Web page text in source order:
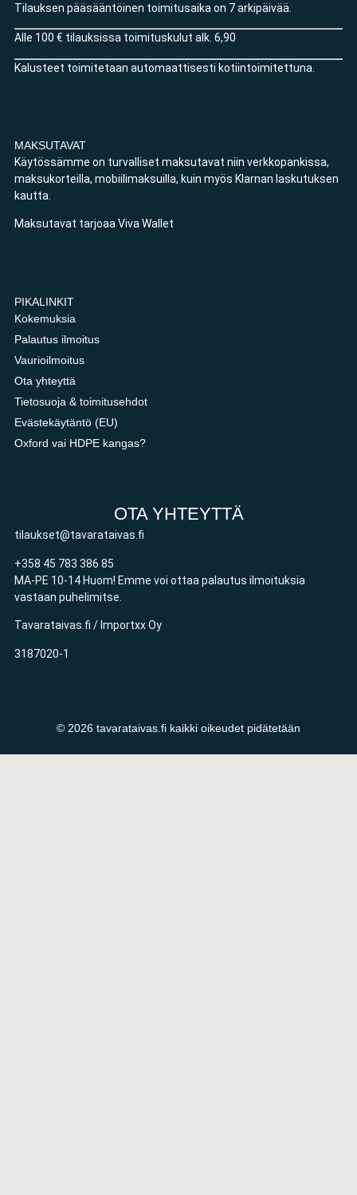
Tilauksen pääsääntöinen toimitusaika on 7 arkipäivää.
Alle 100 € tilauksissa toimituskulut alk. 6,90
Kalusteet toimitetaan automaattisesti kotiintoimitettuna.
MAKSUTAVAT
Käytössämme on turvalliset maksutavat niin verkkopankissa,
maksukorteilla, mobiilimaksuilla, kuin myös Klarnan laskutuksen
kautta.
Maksutavat tarjoaa Viva Wallet
PIKALINKIT
Kokemuksia
Palautus ilmoitus
Vaurioilmoitus
Ota yhteyttä
Tietosuoja & toimitusehdot
Evästekäytäntö (EU)
Oxford vai HDPE kangas?
OTA YHTEYTTÄ
tilaukset@tavarataivas.fi
+358 45 783 386 85
MA-PE 10-14 Huom! Emme voi ottaa palautus ilmoituksia
vastaan puhelimitse.
Tavarataivas.fi / Importxx Oy
3187020-1
© 2026 tavarataivas.fi kaikki oikeudet pidätetään